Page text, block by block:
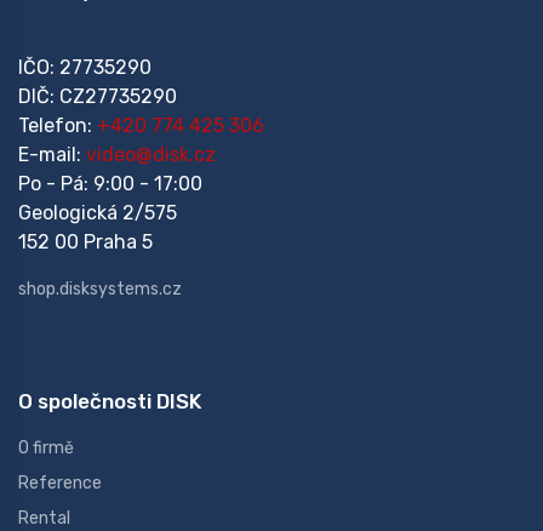
IČO: 27735290
DIČ: CZ27735290
Telefon: +420 774 425 306
E-mail: video@disk.cz
Po - Pá: 9:00 - 17:00
Geologická 2/575
152 00 Praha 5
shop.disksystems.cz
O společnosti DISK
O firmě
Reference
Rental